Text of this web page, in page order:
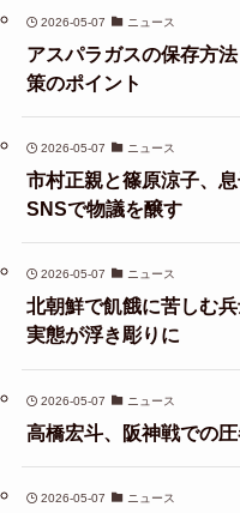
2026-05-07 ニュース
アスパラガスの保存方
策のポイント
2026-05-07 ニュース
市村正親と篠原涼子、
SNSで物議を醸す
2026-05-07 ニュース
北朝鮮で飢餓に苦しむ
実態が浮き彫りに
2026-05-07 ニュース
高橋宏斗、阪神戦での
2026-05-07 ニュース